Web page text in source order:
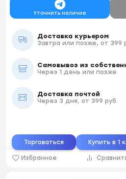
Уточнить наличие
Доставка курьером
Завтра или позже, от 399
Самовывоз из
Через 1 день или позже
Доставка почтой
Через 3 дня, от 399 руб.
Избранное
Торговаться Купить в 1